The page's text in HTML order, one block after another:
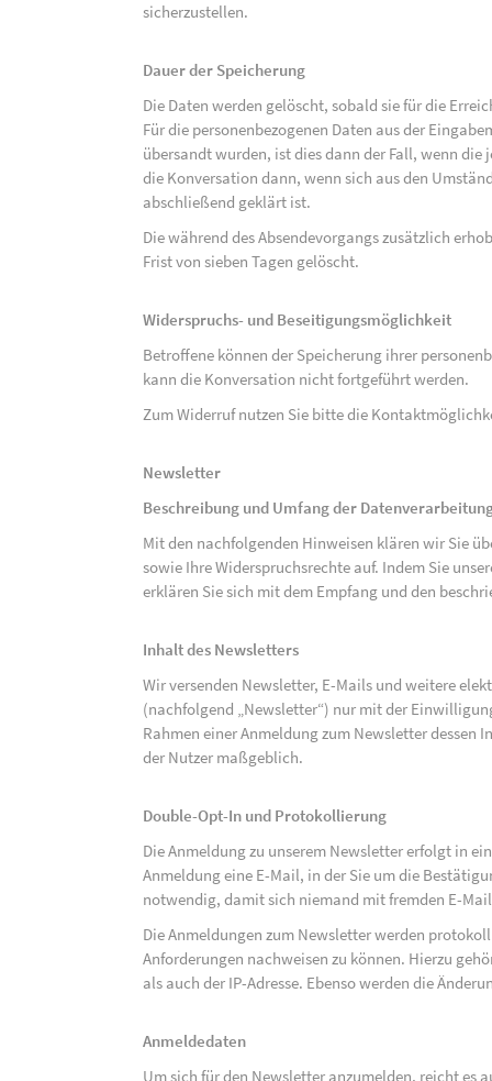
sicherzustellen.
Dauer der Speicherung
Die Daten werden gelöscht, sobald sie für die
Für die personenbezogenen Daten aus der
übersandt wurden, ist dies dann der Fall, wenn
die Konversation dann, wenn sich aus den
abschließend geklärt ist.
Die während des Absendevorgangs zusätzlich
Frist von sieben Tagen gelöscht.
Widerspruchs- und Beseitigungsmöglichkeit
Betroffene können der Speicherung ihrer
kann die Konversation nicht fortgeführt werden.
Zum Widerruf nutzen Sie bitte die
Newsletter
Beschreibung und Umfang der
Mit den nachfolgenden Hinweisen klären wir Sie
sowie Ihre Widerspruchsrechte auf. Indem Sie
erklären Sie sich mit dem Empfang und den
Inhalt des Newsletters
Wir versenden Newsletter, E-Mails und weitere
(nachfolgend „Newsletter“) nur mit der
Rahmen einer Anmeldung zum Newsletter
der Nutzer maßgeblich.
Double-Opt-In und Protokollierung
Die Anmeldung zu unserem Newsletter erfolgt in
Anmeldung eine E-Mail, in der Sie um die
notwendig, damit sich niemand mit fremden E-
Die Anmeldungen zum Newsletter werden
Anforderungen nachweisen zu können. Hierzu
als auch der IP-Adresse. Ebenso werden die
Anmeldedaten
Um sich für den Newsletter anzumelden, reicht es